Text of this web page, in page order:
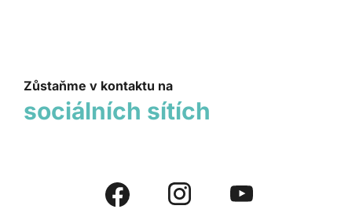
Zůstaňme v kontaktu na
sociálních sítích